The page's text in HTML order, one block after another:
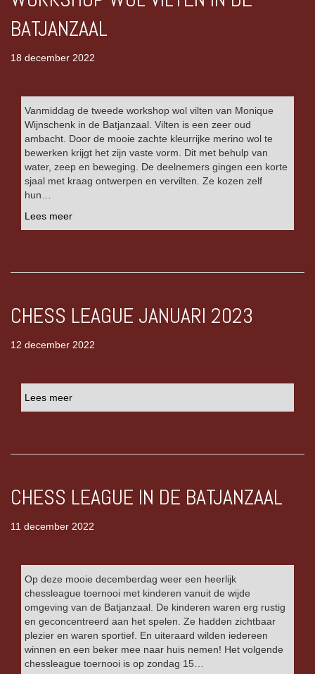
BATJANZAAL
18 december 2022
Vanmiddag de tweede workshop wol vilten van Monique
Wijnschenk in de Batjanzaal. Vilten is een zeer oud
ambacht. Door de mooie zachte kleurrijke merino wol te
bewerken krijgt het zijn vaste vorm. Dit met behulp van
water, zeep en beweging. De deelnemers gingen een korte
sjaal met kraag ontwerpen en vervilten. Ze kozen zelf
hun…
Lees meer
CHESS LEAGUE JANUARI 2023
12 december 2022
Lees meer
CHESS LEAGUE IN DE BATJANZAAL
11 december 2022
Op deze mooie decemberdag weer een heerlijk
chessleague toernooi met kinderen vanuit de wijde
omgeving van de Batjanzaal. De kinderen waren erg rustig
en geconcentreerd aan het spelen. Ze hadden zichtbaar
plezier en waren sportief. En uiteraard wilden iedereen
winnen en een beker mee naar huis nemen! Het volgende
chessleague toernooi is op zondag 15…